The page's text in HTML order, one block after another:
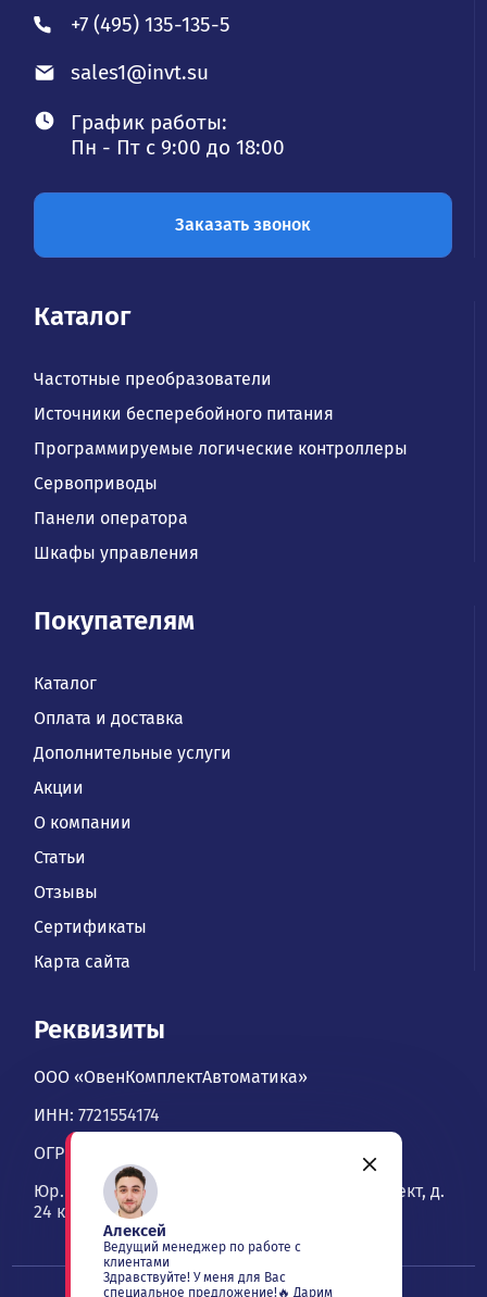
+7 (495) 135-135-5
sales1@invt.su
График работы:
Пн - Пт с 9:00 до 18:00
Заказать звонок
Каталог
Частотные преобразователи
Источники бесперебойного питания
Программируемые логические контроллеры
Сервоприводы
Панели оператора
Шкафы управления
Покупателям
Каталог
Оплата и доставка
Дополнительные услуги
Акции
О компании
Статьи
Отзывы
Сертификаты
Карта сайта
Реквизиты
ООО «ОвенКомплектАвтоматика»
ИНН: 7721554174
ОГРН: 1067746534900
Юр. адрес: 109428, Москва, Рязанский проспект, д.
24 к. 2, офис 1101
Алексей
Ведущий менеджер по работе с
клиентами
Здравствуйте! У меня для Вас
специальное предложение!🔥 Дарим